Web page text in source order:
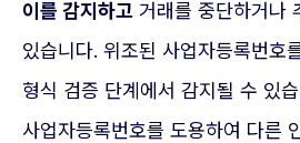
이를 감지하고 거래를 중단하거나
있습니다. 위조된 사업자등록번호
형식 검증 단계에서 감지될 수 있
사업자등록번호를 도용하여 다른